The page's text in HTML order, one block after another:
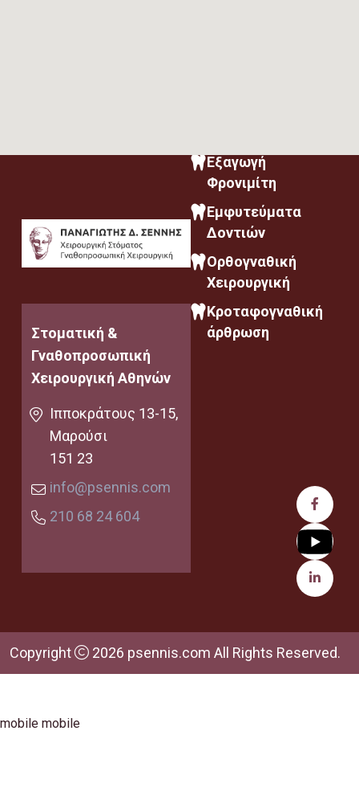
Στοματική &
Γναθοπροσωπική
Χειρουργική Αθηνών
Ιπποκράτους 13-15,
Μαρούσι
151 23
info@psennis.com
210 68 24 604
Εξαγωγή
Φρονιμίτη
Εμφυτεύματα
Δοντιών
Ορθογναθική
Χειρουργική
Κροταφογναθική
άρθρωση
Copyright 2026 psennis.com All Rights Reserved.